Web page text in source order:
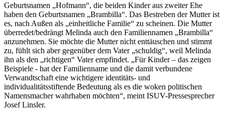
Geburtsnamen „Hofmann“, die beiden Kinder aus zweiter Ehe
haben den Geburtsnamen „Brambilla“. Das Bestreben der Mutter ist
es, nach Außen als „einheitliche Familie“ zu scheinen. Die Mutter
überredet/bedrängt Melinda auch den Familiennamen „Brambilla“
anzunehmen. Sie möchte die Mutter nicht enttäuschen und stimmt
zu, fühlt sich aber gegenüber dem Vater „schuldig“, weil Melinda
ihn als den „richtigen“ Vater empfindet. „Für Kinder – das zeigen
Beispiele - hat der Familienname und die damit verbundene
Verwandtschaft eine wichtigere identitäts- und
individualitätsstiftende Bedeutung als es die woken politischen
Namensmacher wahrhaben möchten“, meint ISUV-Pressesprecher
Josef Linsler.